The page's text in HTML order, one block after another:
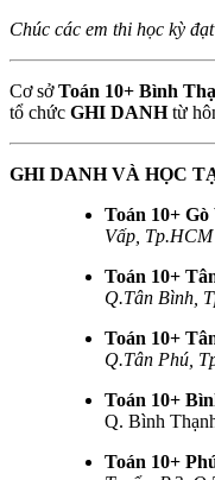
Chúc các em thi học kỳ
Cơ sởToán 10+ Bình
tổ chức GHI DANHtừ
GHI DANH VÀ HỌC
Toán 10+ Gò
Vấp, Tp.HCM
Toán 10+
Q.Tân Bình,
Toán 10+
Q.Tân Phú,
Toán 10+
Q. Bình
Toán 10+